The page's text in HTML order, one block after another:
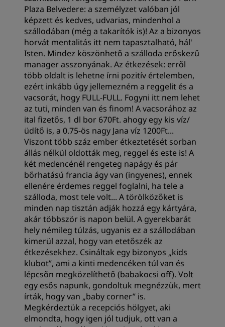
Plaza Belvedere: a személyzet valóban jól
képzett és kedves, udvarias, mindenhol a
szállodában (még a takarítók is)! Az a bizonyos
horvát mentalitás itt nem tapasztalható, hál'
Isten. Mindez köszönhető a szálloda erőskezű
manager asszonyának. Az étkezések: erről
több oldalt is lehetne írni pozitív értelemben,
ezért inkább úgy jellemezném a reggelit és a
vacsorát, hogy FULL-FULL. Fogyni itt nem lehet
az tuti, minden van és finom! A vacsorához az
ital fizetős, 1 dl bor 670Ft. ahogy egy kis víz/
üdítő is, a 0.75-ös nagy Jana víz 1200Ft...
Viszont több száz ember étkeztetését sorban
állás nélkül oldották meg, reggel és este is! A
két medencénél rengeteg napágy és pár
bőrhatású francia ágy van (ingyenes), ennek
ellenére érdemes reggel foglalni, ha tele a
szálloda, most tele volt... A törölközőket is
minden nap tisztán adják hozzá egy kártyára,
akár többször is napon belül. A gyerekbarát
hely némileg túlzás, ugyanis ez a szállodában
kimerül azzal, hogy van etetőszék az
étkezésekhez. Csináltak egy bizonyos „kids
klubot”, ami a kinti medencéken túl van és
lépcsőn megközelíthető (babakocsi off). Volt
egy esős napunk, gondoltuk megnézzük, mert
írták, hogy van „baby corner” is.
Megkérdeztük a recepciós hölgyet, aki
elmondta, hogy igen jól tudjuk, ott van a